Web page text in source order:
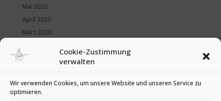
Cookie-Zustimmung
verwalten
Wir verwenden Cookies, um unsere Website und unseren Service zu
optimieren.
Mai 2020
April 2020
März 2020
Januar 2020
Kategorien
News